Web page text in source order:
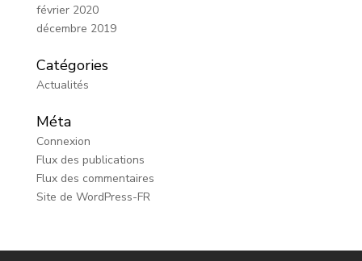
février 2020
décembre 2019
Catégories
Actualités
Méta
Connexion
Flux des publications
Flux des commentaires
Site de WordPress-FR